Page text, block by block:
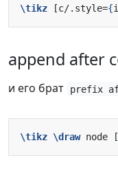
\tikz [c/.style={
append after
и его брат prefix
\tikz \draw node